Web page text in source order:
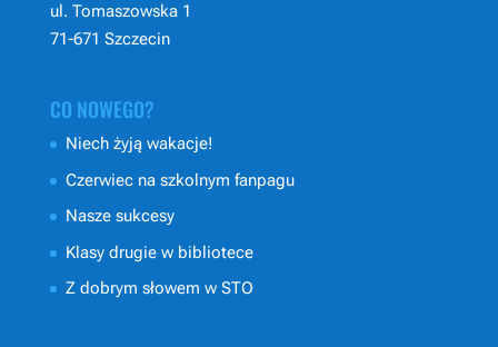
ul. Tomaszowska 1
71-671 Szczecin
CO NOWEGO?
Niech żyją wakacje!
Czerwiec na szkolnym fanpagu
Nasze sukcesy
Klasy drugie w bibliotece
Z dobrym słowem w STO